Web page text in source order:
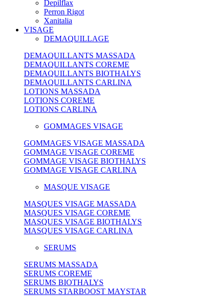
Depilflax
Perron Rigot
Xanitalia
VISAGE
DEMAQUILLAGE
DEMAQUILLANTS MASSADA
DEMAQUILLANTS COREME
DEMAQUILLANTS BIOTHALYS
DEMAQUILLANTS CARLINA
LOTIONS MASSADA
LOTIONS COREME
LOTIONS CARLINA
GOMMAGES VISAGE
GOMMAGES VISAGE MASSADA
GOMMAGE VISAGE COREME
GOMMAGE VISAGE BIOTHALYS
GOMMAGE VISAGE CARLINA
MASQUE VISAGE
MASQUES VISAGE MASSADA
MASQUES VISAGE COREME
MASQUES VISAGE BIOTHALYS
MASQUES VISAGE CARLINA
SERUMS
SERUMS MASSADA
SERUMS COREME
SERUMS BIOTHALYS
SERUMS STARBOOST MAYSTAR